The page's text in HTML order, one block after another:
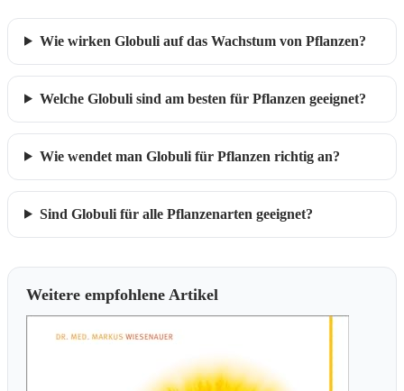
Wie wirken Globuli auf das Wachstum von Pflanzen?
Welche Globuli sind am besten für Pflanzen geeignet?
Wie wendet man Globuli für Pflanzen richtig an?
Sind Globuli für alle Pflanzenarten geeignet?
Weitere empfohlene Artikel